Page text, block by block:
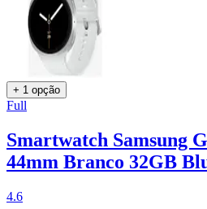
+ 1 opção
Full
Smartwatch Samsung
44mm Branco 32GB
4.6